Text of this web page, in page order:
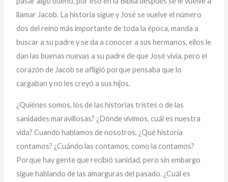
llamar Jacob. La historia sigue y José se vuelve el número
dos del reino más importante de toda la época, manda a
buscar a su padre y se da a conocer a sus hermanos, ellos le
dan las buenas nuevas a su padre de que José vivía, pero el
corazón de Jacob se afligió porque pensaba que lo
cargaban y no les creyó a sus hijos.
¿Quiénes somos, los de las historias tristes o de las
sanidades maravillosas? ¿Dónde vivimos, cuál es nuestra
vida? Cuando hablamos de nosotros, ¿Qué historia
contamos? ¿Cuándo las contamos, como la contamos?
Porque hay gente que recibió sanidad, pero sin embargo
sigue hablando de las amarguras del pasado. ¿Cuál es